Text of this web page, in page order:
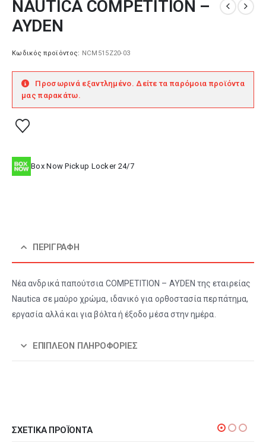
NAUTICA COMPETITION –
AYDEN
Κωδικός προϊόντος: NCM515Z20-03
Προσωρινά εξαντλημένο. Δείτε τα παρόμοια προϊόντα
μας παρακάτω.
Box Now Pickup Locker 24/7
ΠΕΡΙΓΡΑΦΉ
Νέα ανδρικά παπούτσια COMPETITION – AYDEN της εταιρείας
Nautica σε μαύρο χρώμα, ιδανικό για ορθοστασία περπάτημα,
εργασία αλλά και για βόλτα ή έξοδο μέσα στην ημέρα.
ΕΠΙΠΛΈΟΝ ΠΛΗΡΟΦΟΡΊΕΣ
ΣΧΕΤΙΚΆ ΠΡΟΪΌΝΤΑ